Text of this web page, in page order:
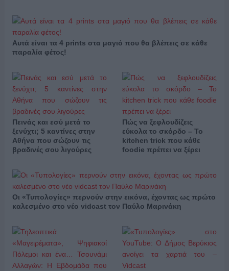
Αυτά είναι τα 4 prints στα μαγιό που θα βλέπεις σε κάθε
παραλία φέτος!
Πεινάς και εσύ μετά το
ξενύχτι; 5 καντίνες στην
Αθήνα που σώζουν τις
βραδινές σου λιγούρες
Πώς να ξεφλουδίζεις
εύκολα το σκόρδο – Το
kitchen trick που κάθε
foodie πρέπει να ξέρει
Οι «Τυπολογίες» περνούν στην εικόνα, έχοντας ως πρώτο
καλεσμένο στο νέο vidcast τον Παύλο Μαρινάκη